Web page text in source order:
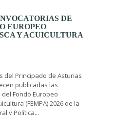
DE
EUROPEO
Y ACUICULTURA
del Principado de Asturias
publicadas las
Fondo Europeo
(FEMPA) 2026 de la
y Política...